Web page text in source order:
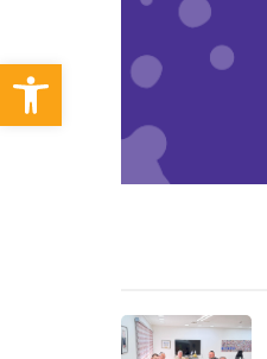
פתח